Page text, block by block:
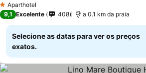
1 Estrelas
Aparthotel
9,1 Excelente 408 a 0.1 km da praia
Selecione as datas para ver os preços
exatos.